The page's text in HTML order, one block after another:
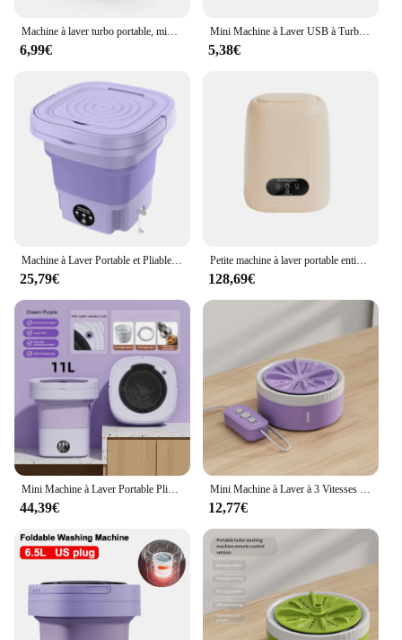
laundry needs.
Machine à laver turbo portable, mini laveuse à ultrasons haute puissance, vêtements de bébé, sous-vêtements, chaussettes, voyage d'affaires, USB, 60W
6,99€
Mini Machine à Laver USB à Turbine Rotative Ultrasonique, pour Chaussettes, Sous-Vêtements, Vaisselle, Voyage, Maison, Apparence
5,38€
Machine à Laver Portable et Pliable avec Spin Sèche-linge, existent, Mini Sous-Vêtements, Chaussette, 110V/220V, Centrifugeuse 8L
25,79€
Petite machine à laver portable entièrement automatique avec essoreuse, mini lave-linge, sous-vêtements, vêtements pour enfants, 220V
128,69€
44,39€ 12,77€